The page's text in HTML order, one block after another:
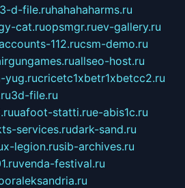
3-d-file.ruhahahaharms.ru
cat.ruopsmgr.ruev-gallery.ru
112.rucsm-demo.ru
allseo-host.ru
yug.rucricetc1xbetr1xbetcc2.ru
3d-file.ru
uafoot-statti.rue-abis1c.ru
services.rudark-sand.ru
x-legion.rusib-archives.ru
venda-festival.ru